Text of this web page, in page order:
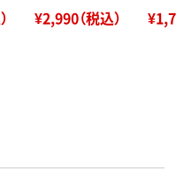
¥2,990（税込）